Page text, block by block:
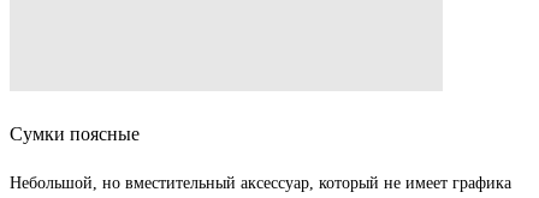
Сумки поясные
Небольшой, но вместительный аксессуар, который не имеет графика